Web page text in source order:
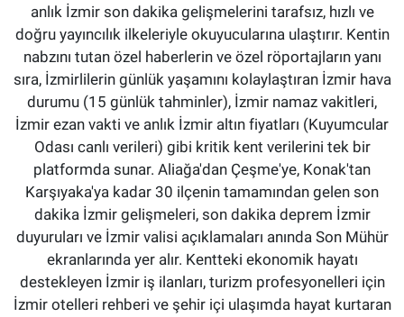
anlık İzmir son dakika gelişmelerini tarafsız, hızlı ve
doğru yayıncılık ilkeleriyle okuyucularına ulaştırır. Kentin
nabzını tutan özel haberlerin ve özel röportajların yanı
sıra, İzmirlilerin günlük yaşamını kolaylaştıran İzmir hava
durumu (15 günlük tahminler), İzmir namaz vakitleri,
İzmir ezan vakti ve anlık İzmir altın fiyatları (Kuyumcular
Odası canlı verileri) gibi kritik kent verilerini tek bir
platformda sunar. Aliağa'dan Çeşme'ye, Konak'tan
Karşıyaka'ya kadar 30 ilçenin tamamından gelen son
dakika İzmir gelişmeleri, son dakika deprem İzmir
duyuruları ve İzmir valisi açıklamaları anında Son Mühür
ekranlarında yer alır. Kentteki ekonomik hayatı
destekleyen İzmir iş ilanları, turizm profesyonelleri için
İzmir otelleri rehberi ve şehir içi ulaşımda hayat kurtaran